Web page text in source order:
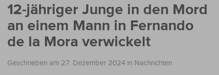
12-jähriger Junge in den Mord
an einem Mann in Fernando
de la Mora verwickelt
Geschrieben am 27. Dezember 2024 in Nachrichten